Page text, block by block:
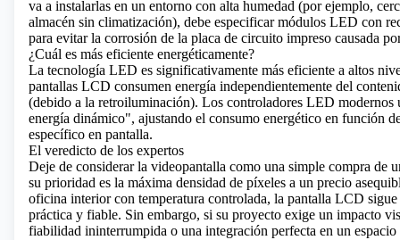
va a instalarlas en un entorno con alta humedad (por ejemplo,
almacén sin climatización), debe especificar módulos LED con
para evitar la corrosión de la placa de circuito impreso causada
¿Cuál es más eficiente energéticamente?
La tecnología LED es significativamente más eficiente a altos
pantallas LCD consumen energía independientemente del
(debido a la retroiluminación). Los controladores LED modernos
energía dinámico", ajustando el consumo energético en función
específico en pantalla.
El veredicto de los expertos
Deje de considerar la videopantalla como una simple compra de
su prioridad es la máxima densidad de píxeles a un precio
oficina interior con temperatura controlada, la pantalla LCD
práctica y fiable. Sin embargo, si su proyecto exige un impacto
fiabilidad ininterrumpida o una integración perfecta en un